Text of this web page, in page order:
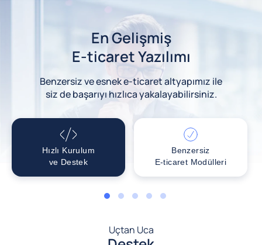
En Gelişmiş
E-ticaret Yazılımı
Benzersiz ve esnek e-ticaret altyapımız ile
siz de başarıyı hızlıca yakalayabilirsiniz.
Hızlı Kurulum
ve Destek
Benzersiz
E-ticaret Modülleri
1 2 3 4 5
Uçtan Uca